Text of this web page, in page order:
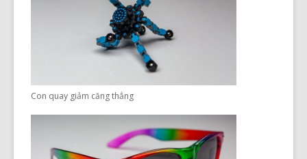
Con quay giảm căng thẳng